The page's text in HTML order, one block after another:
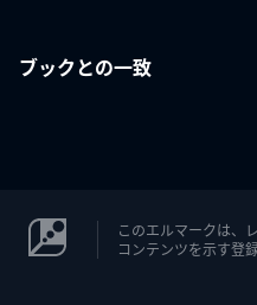
ブックとの一致
このエルマークは、
コンテンツを示す登